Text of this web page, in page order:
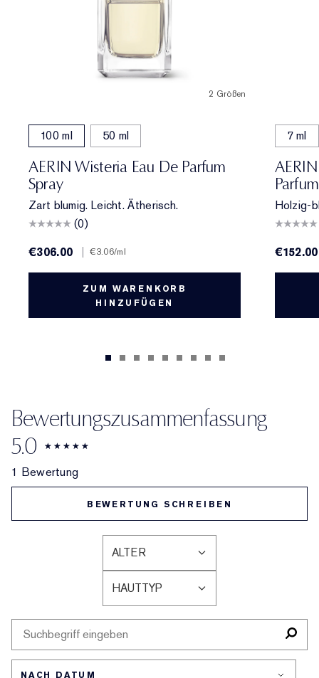
2 Größen
100 ml 50 ml
AERIN Wisteria Eau De Parfum
Spray
Zart blumig. Leicht. Ätherisch.
(0)
€306.00
| €3.06/ml
ZUM WARENKORB
HINZUFÜGEN
7 ml
Holzig-
€152.00
Bewertungszusammenfassung
5.0
1 Bewertung
BEWERTUNG SCHREIBEN
ALTER
EINE
LISTE
DER
AM
HÄUFIGSTEN
BEWERTETEN
PRODUKTE,
AUFGESCHLÜSSELT
HAUTTYP
EINE
LISTE
AM